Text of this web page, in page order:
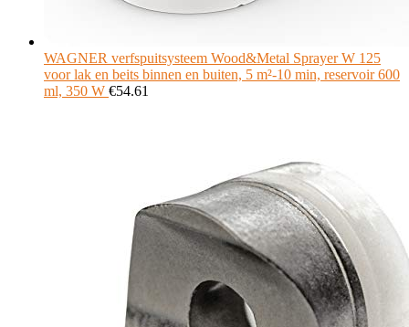
WAGNER verfspuitsysteem Wood&Metal Sprayer W 125
voor lak en beits binnen en buiten, 5 m²-10 min, reservoir 600
ml, 350 W €54.61